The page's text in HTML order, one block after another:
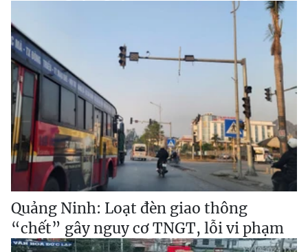
Quảng Ninh: Loạt đèn giao thông
“chết” gây nguy cơ TNGT, lỗi vi phạm